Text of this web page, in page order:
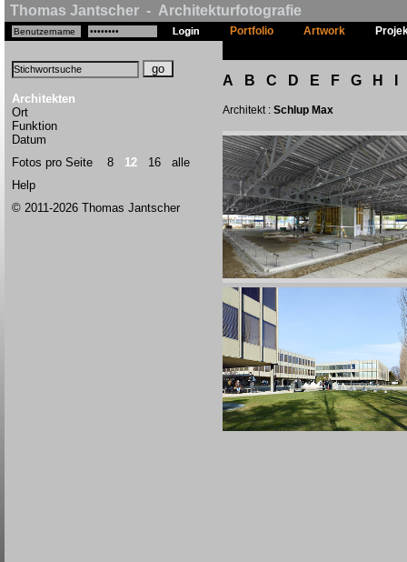
Thomas Jantscher - Architekturfotografie
Architekten
Ort
Funktion
Datum
Fotos pro Seite 8 12 16
alle
Help
© 2011-2026 Thomas Jantscher
Portfolio Artwork
A B C D E F G H
Architekt : Schlup Max